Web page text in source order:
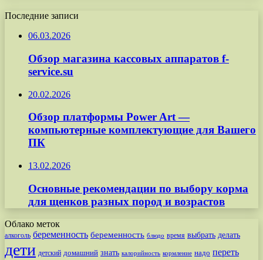
Последние записи
06.03.2026
Обзор магазина кассовых аппаратов f-
service.su
20.02.2026
Обзор платформы Power Art —
компьютерные комплектующие для Вашего
ПК
13.02.2026
Основные рекомендации по выбору корма
для щенков разных пород и возрастов
Облако меток
алкоголь беременность беременность блюдо время выбрать делать
дети детский домашний знать калорийность кормление надо переть